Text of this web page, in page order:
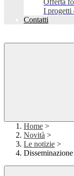
Offerta
I progetti
Contatti
Home >
Novità >
Le notizie >